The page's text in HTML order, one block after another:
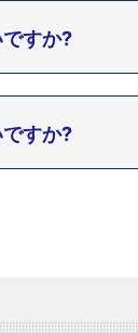
すか?
すか?